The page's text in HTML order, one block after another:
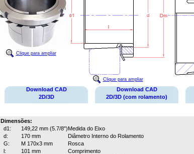
Clique para ampliar
Clique para ampliar
Download CAD
2D/3D
Download CAD
2D/3D (com rolamento)
Dimensões:
d1:
149,22 mm (5.7/8")Medida do Eixo
d:
170 mm
Diâmetro Interno do Rolamento
G:
M 170x3 mm
Rosca
l:
101 mm
Comprimento